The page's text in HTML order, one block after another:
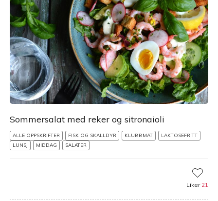
Sommersalat med reker og sitronaioli
ALLE OPPSKRIFTER FISK OG SKALLDYR KLUBBMAT
LAKTOSEFRITT
LUNSJ
MIDDAG SALATER
Liker 21